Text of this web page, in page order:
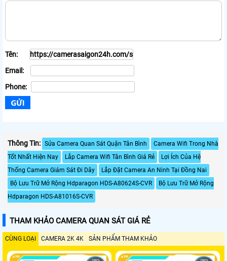
Tên:
Email:
Phone:
Thông Tin: Sửa Camera Quan Sát Quận Tân Bình
Camera Wifi Trong Nhà
Tốt Nhất Hiện Nay
Lắp Camera Wifi Tân Bình Giá Rẻ
Lợi Ích Của Hệ
Thống Camera Giám Sát Đi Dây
Lắp Đặt Camera An Ninh Tại Đồng Nai
Bộ Lưu Trữ Mở Rộng Hdparagon HDS-A80624S-CVR
Bộ Lưu Trữ Mở Rộng
Hdparagon HDS-A81016S-CVR
THAM KHẢO CAMERA QUAN SÁT GIÁ RẺ
CÙNG LOẠI CAMERA 2K 4K SẢN PHẨM THAM KHẢO